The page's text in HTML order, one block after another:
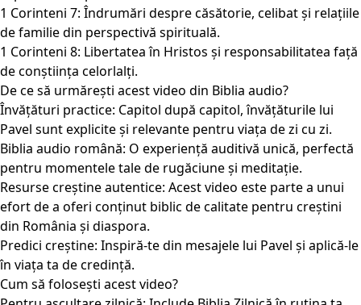
1 Corinteni 7: Îndrumări despre căsătorie, celibat și relațiile
de familie din perspectivă spirituală.
1 Corinteni 8: Libertatea în Hristos și responsabilitatea față
de conștiința celorlalți.
De ce să urmărești acest video din Biblia audio?
Învățături practice: Capitol după capitol, învățăturile lui
Pavel sunt explicite și relevante pentru viața de zi cu zi.
Biblia audio română: O experiență auditivă unică, perfectă
pentru momentele tale de rugăciune și meditație.
Resurse creștine autentice: Acest video este parte a unui
efort de a oferi conținut biblic de calitate pentru creștini
din România și diaspora.
Predici creștine: Inspiră-te din mesajele lui Pavel și aplică-le
în viața ta de credință.
Cum să folosești acest video?